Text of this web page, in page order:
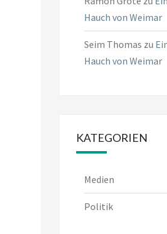
Hauch von Weimar
Seim Thomas zu
Hauch von Weimar
KATEGORIEN
Medien
Politik